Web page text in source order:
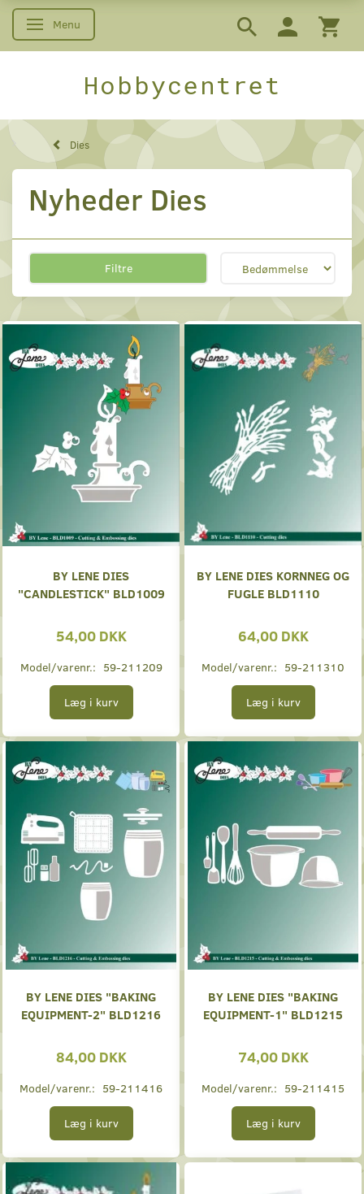
Skifte navigation
Menu
Hobbycentret
Dies
Nyheder Dies
Filtre
BY LENE DIES
"CANDLESTICK" BLD1009
54,00 DKK
Model/varenr.: 59-211209
Læg i kurv
BY LENE DIES KORNNEG OG
FUGLE BLD1110
64,00 DKK
Model/varenr.: 59-211310
Læg i kurv
BY LENE DIES "BAKING
EQUIPMENT-2" BLD1216
84,00 DKK
Model/varenr.: 59-211416
Læg i kurv
BY LENE DIES "BAKING
EQUIPMENT-1" BLD1215
74,00 DKK
Model/varenr.: 59-211415
Læg i kurv